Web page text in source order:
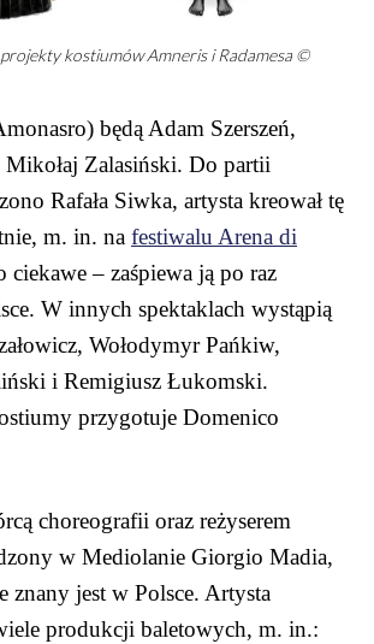
kostiumów Amneris i Radamesa ©
będą Adam Szerszeń,
Zalasiński. Do partii
Rafała Siwka, artysta kreował tę
m. in. na festiwalu Arena di
ciekawe – zaśpiewa ją po raz
W innych spektaklach wystąpią
Wołodymyr Pańkiw,
i Remigiusz Łukomski.
przygotuje Domenico
choreografii oraz reżyserem
w Mediolanie Giorgio Madia,
znany jest w Polsce. Artysta
produkcji baletowych, m. in.: